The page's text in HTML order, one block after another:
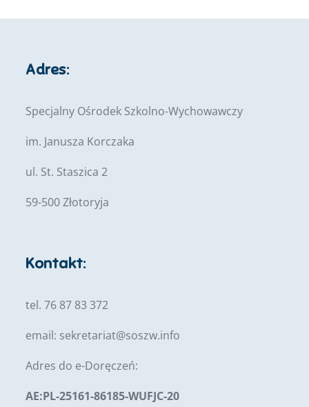
Adres:
Specjalny Ośrodek Szkolno-Wychowawczy
im. Janusza Korczaka
ul. St. Staszica 2
59-500 Złotoryja
Kontakt:
tel. 76 87 83 372
email: sekretariat@soszw.info
Adres do e-Doręczeń:
AE:PL-25161-86185-WUFJC-20